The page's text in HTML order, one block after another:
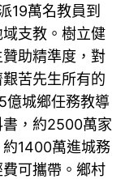
19萬名教員到
支教。樹立健
助精準度，對
苦先生所有的
億城鄉任務教導
，約2500萬家
1400萬進城務
可攜帶。鄉村